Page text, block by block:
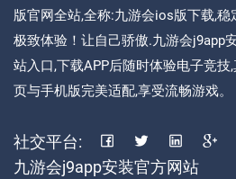
版官网全站,全称:九游会ios版下载,
极致体验！让自己骄傲.九游会j9app
站入口,下载APP后随时体验电子竞技
页与手机版完美适配,享受流畅游戏。
社交平台:
九游会j9app安装官方网站